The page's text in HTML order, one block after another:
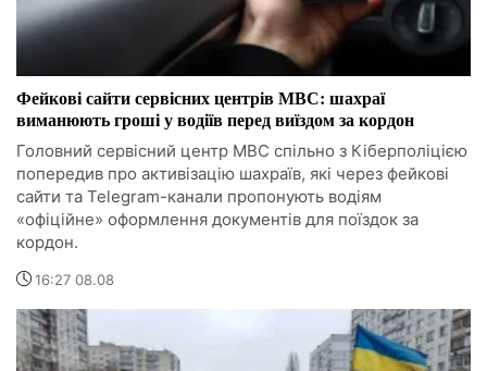
Фейкові сайти сервісних центрів МВС: шахраї
виманюють гроші у водіїв перед виїздом за кордон
Головний сервісний центр МВС спільно з Кіберполіцією
попередив про активізацію шахраїв, які через фейкові
сайти та Telegram-канали пропонують водіям
«офіційне» оформлення документів для поїздок за
кордон.
16:27 08.08